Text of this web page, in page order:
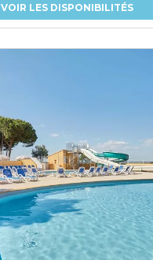
VOIR LES DISPONIBILITÉS